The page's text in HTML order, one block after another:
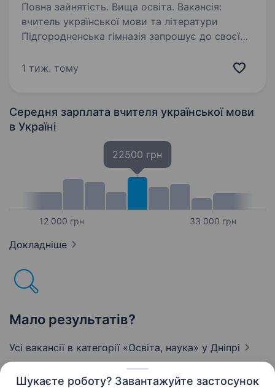
Шукаєте роботу? Завантажуйте застосунок
Повна зайнятість. Вища освіта. Вакансія:
вчитель української мови та літератури
Підгородненська гімназія запрошує до своєї
літератури Ми шукаємо не просто спеціаліста,
1 тиж. тому
Середня зарплата вчителя української мови
в Україні
12 000 грн
22500 грн
33 000 грн
Докладніше
Мало результатів?
Усі вакансії в категорії «Освіта, наука» у Дніпрі